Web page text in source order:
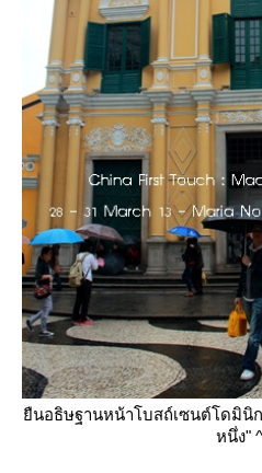
นอธิษฐานหน้าโบสถ์เซนต์โดมินิ
หนึ่ง"